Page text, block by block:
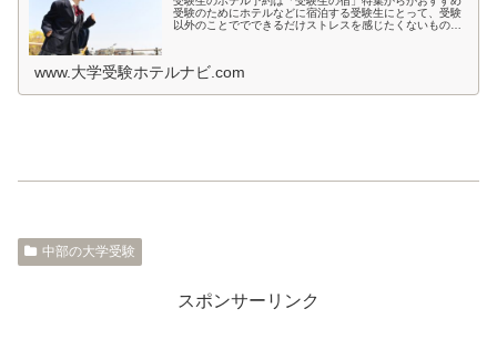
受験のためにホテルなどに宿泊する受験生にとって、受験
以外のことででできるだけストレスを感じたくないもので
www.大学受験ホテルナビ.com
中部の大学受験
スポンサーリンク